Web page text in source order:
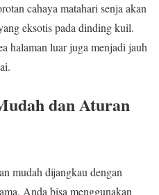
cahaya matahari senja akan
eksotis pada dinding kuil.
halaman luar juga menjadi jauh
dan Aturan
mudah dijangkau dengan
Anda bisa menggunakan